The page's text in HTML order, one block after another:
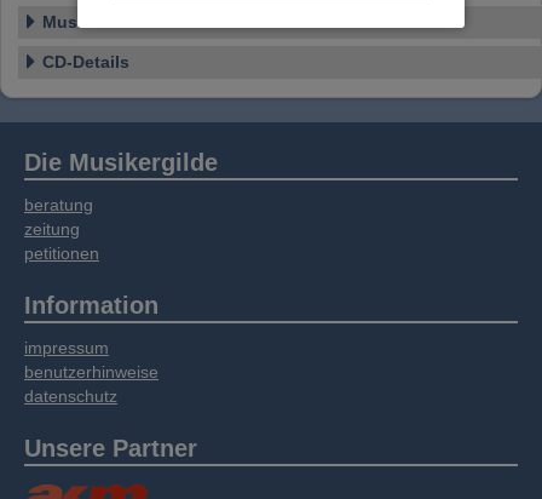
soziale Medien, Werbung und Analysen
weitergegeben. Unsere Partner führen diese
Dienste gesammelt haben.
Musikstil
CD-Details
Die Musikergilde
beratung
zeitung
petitionen
Information
impressum
benutzerhinweise
datenschutz
Unsere Partner